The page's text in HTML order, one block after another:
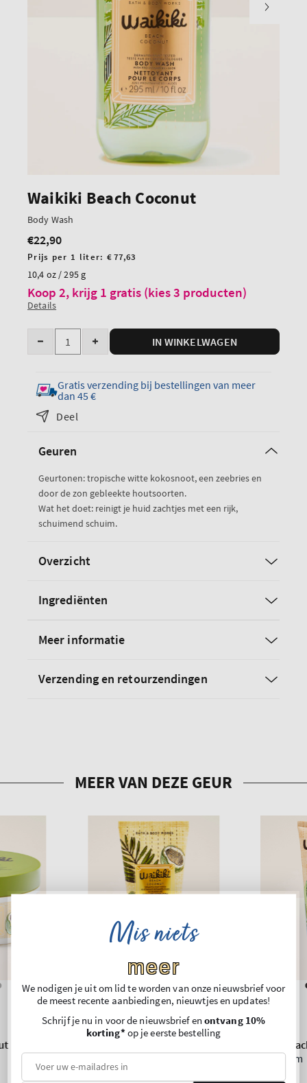
Waikiki Beach Coconut
Body Wash
Normale
prijs
€22,90
Prijs
per
Prijs per 1 liter: € 77,63
10,4 oz / 295 g
Koop 2, krijg 1 gratis (kies 3 producten)
Details
Hoeveelheid
Verminder
hoeveelheid
Waikiki
Beach
Coconut
Wash
Verhoog
hoeveelheid
voor
IN WINKELWAGEN
Gratis verzending bij bestellingen van meer
dan 45 €
Deel
Geuren
Geurtonen: tropische witte kokosnoot, een zeebries en
door de zon gebleekte houtsoorten.
Wat het doet: reinigt je huid zachtjes met een rijk,
schuimend schuim.
Overzicht
Ingrediënten
Meer informatie
Verzending en retourzendingen
Mis niets
meer
We nodigen je uit om lid te worden van onze nieuwsbrief voor
de meest recente aanbiedingen, nieuwtjes en updates!
Schrijf je nu in voor de nieuwsbrief en ontvang 10%
korting*op je eerste bestelling